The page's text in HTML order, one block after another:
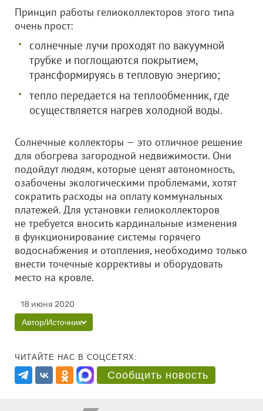
Принцип работы гелиоколлекторов этого типа
очень прост:
солнечные лучи проходят по вакуумной
трубке и поглощаются покрытием,
трансформируясь в тепловую энергию;
тепло передается на теплообменник, где
осуществляется нагрев холодной воды.
Солнечные коллекторы — это отличное решение
для обогрева загородной недвижимости. Они
подойдут людям, которые ценят автономность,
озабочены экологическими проблемами, хотят
сократить расходы на оплату коммунальных
платежей. Для установки гелиоколлекторов
не требуется вносить кардинальные изменения
в функционирование системы горячего
водоснабжения и отопления, необходимо только
внести точечные коррективы и оборудовать
место на кровле.
18 июня 2020
Автор/Источник
ЧИТАЙТЕ НАС В СОЦСЕТЯХ:
Сообщить новость